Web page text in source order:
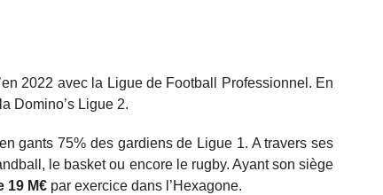
2022 avec la Ligue de Football Professionnel. En
Domino’s Ligue 2.
gants 75% des gardiens de Ligue 1. A travers ses
le basket ou encore le rugby. Ayant son siège
19 M€par exercice dans l’Hexagone.